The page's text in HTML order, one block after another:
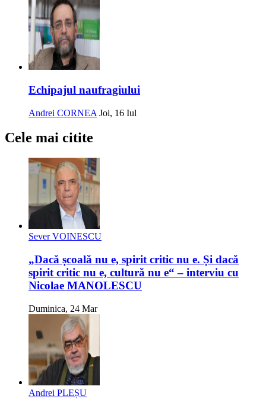
Echipajul naufragiului
Andrei CORNEA Joi, 16 Iul
Cele mai citite
Sever VOINESCU
„Dacă școală nu e, spirit critic nu e. Și dacă
spirit critic nu e, cultură nu e“ – interviu cu
Nicolae MANOLESCU
Duminica, 24 Mar
Andrei PLEȘU